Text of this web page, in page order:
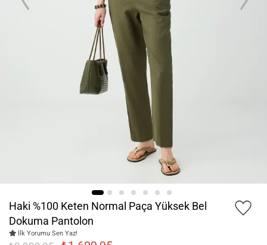
Haki %100 Keten Normal Paça Yüksek Bel
Dokuma Pantolon
İlk Yorumu Sen Yaz!